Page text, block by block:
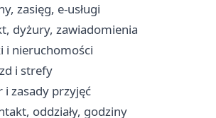
zasięg, e-usługi
dyżury, zawiadomienia
i nieruchomości
i strefy
zasady przyjęć
oddziały, godziny